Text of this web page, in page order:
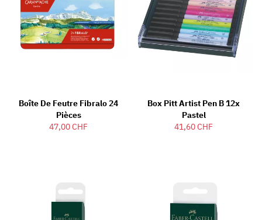
Boîte De Feutre Fibralo 24
Pièces
47,00 CHF
Box Pitt Artist Pen B 12x
Pastel
41,60 CHF